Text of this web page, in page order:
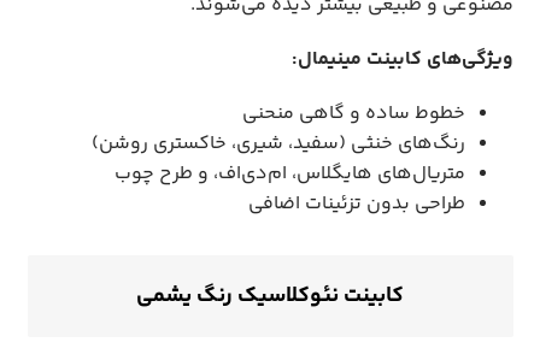
ویژگی‌های کابینت مینیمال:
خطوط ساده و گاهی منحنی
رنگ‌های خنثی (سفید، شیری، خاکستری روشن)
متریال‌های هایگلاس، ام‌دی‌اف، و طرح چوب
طراحی بدون تزئینات اضافی
کابینت نئوکلاسیک رنگ یشمی